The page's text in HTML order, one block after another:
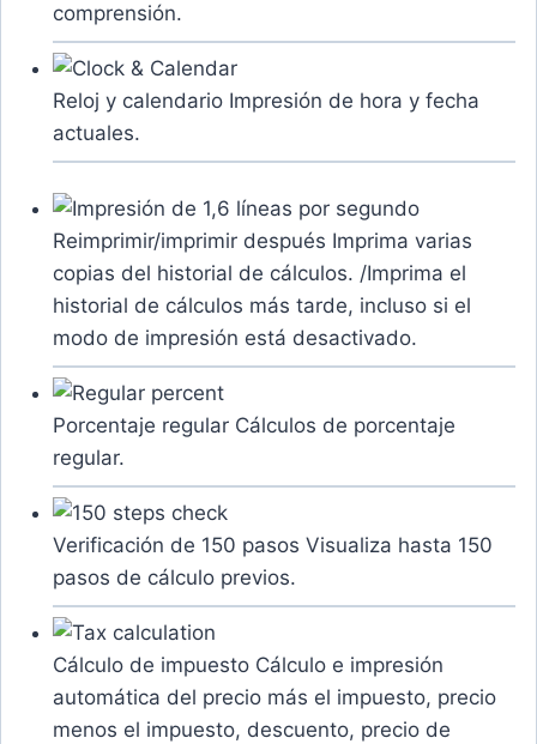
comprensión.
Reloj y calendario Impresión de hora y fecha
actuales.
Reimprimir/imprimir después Imprima varias
copias del historial de cálculos. /Imprima el
historial de cálculos más tarde, incluso si el
modo de impresión está desactivado.
Porcentaje regular Cálculos de porcentaje
regular.
Verificación de 150 pasos Visualiza hasta 150
pasos de cálculo previos.
Cálculo de impuesto Cálculo e impresión
automática del precio más el impuesto, precio
menos el impuesto, descuento, precio de